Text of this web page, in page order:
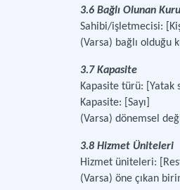
3.6 Bağlı Olunan
Sahibi/işletmecisi:
(Varsa) bağlı olduğu
3.7 Kapasite
Kapasite türü: [Yatak
Kapasite: [Sayı]
(Varsa) dönemsel
3.8 Hizmet Üniteleri
Hizmet üniteleri:
(Varsa) öne çıkan